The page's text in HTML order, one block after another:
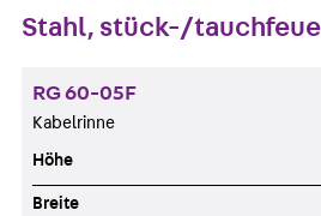
Stahl, stück-/
RG 60-05F
Kabelrinne
Höhe
Breite